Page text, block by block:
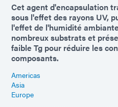
Cet agent d'encapsulation
sous l'effet des rayons UV,
l'effet de l'humidité
nombreux substrats et
faible Tg pour réduire les
composants.
Americas
Asia
Europe